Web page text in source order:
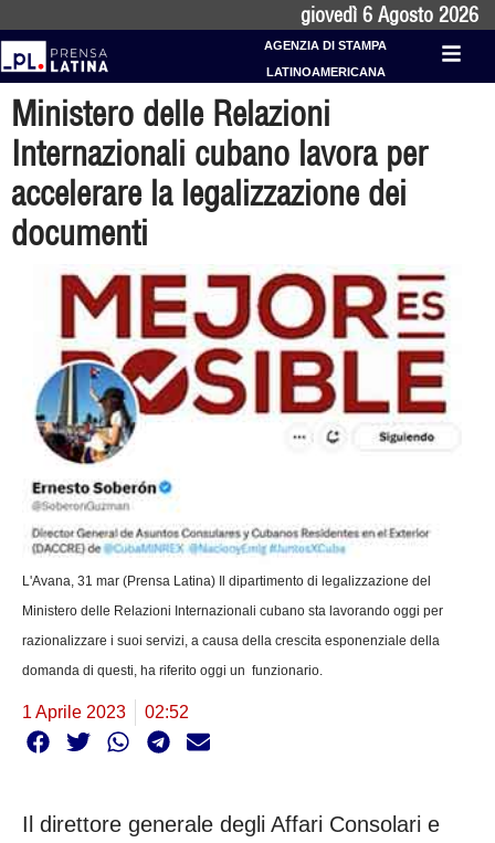
giovedì 6 Agosto 2026
AGENZIA DI STAMPA
LATINOAMERICANA
Ministero delle Relazioni
Internazionali cubano lavora per
accelerare la legalizzazione dei
documenti
L'Avana, 31 mar (Prensa Latina) Il dipartimento di legalizzazione del
Ministero delle Relazioni Internazionali cubano sta lavorando oggi per
razionalizzare i suoi servizi, a causa della crescita esponenziale della
domanda di questi, ha riferito oggi un funzionario.
1 Aprile 2023 02:52
Il direttore generale degli Affari Consolari e